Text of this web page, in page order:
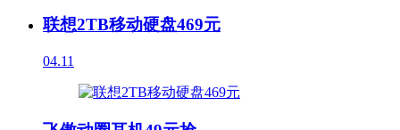
联想2TB移动硬盘469元
04.11